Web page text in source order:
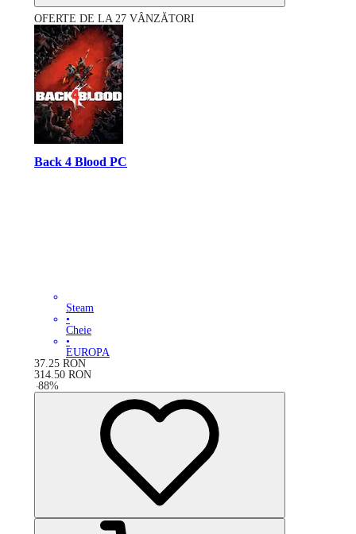
OFERTE DE LA 27 VÂNZĂTORI
Back 4 Blood PC
Steam
•
Cheie
•
EUROPA
37.25 RON
314.50 RON
-88%